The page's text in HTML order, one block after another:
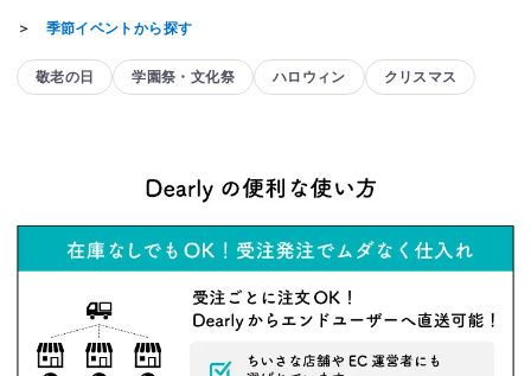
＞ 季節イベントから探す
敬老の日 学園祭・文化祭 ハロウィン クリスマス